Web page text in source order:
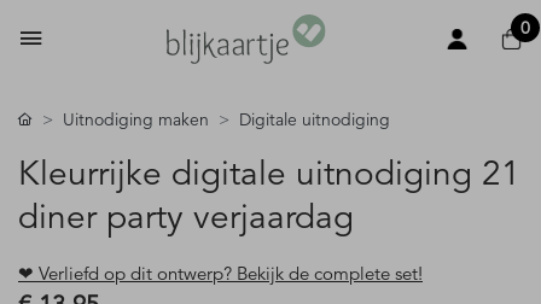
0
Uitnodiging maken Digitale uitnodiging
Kleurrijke digitale uitnodiging 21
diner party verjaardag
❤ Verliefd op dit ontwerp? Bekijk de complete set!